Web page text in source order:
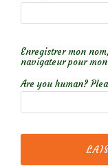
Enregistrer mon
navigateur pour
Are you human?